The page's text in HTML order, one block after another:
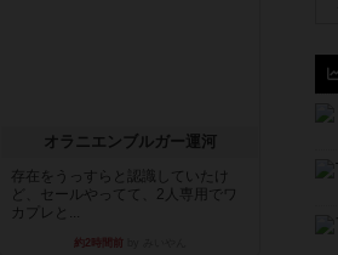
オラニエンブルガー運河
存在をうっすらと認識していたけ
ど、セールやってて、2人専用でワ
カプレと...
約2時間前